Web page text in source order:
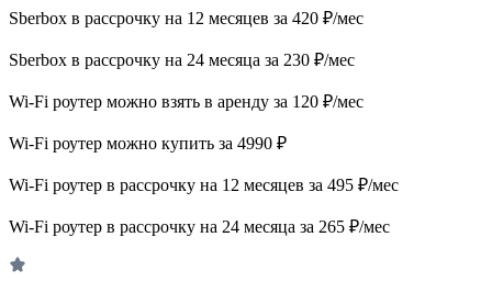
Sberbox в рассрочку на 12 месяцев за 420 ₽/мес
Sberbox в рассрочку на 24 месяца за 230 ₽/мес
Wi-Fi роутер можно взять в аренду за 120 ₽/мес
Wi-Fi роутер можно купить за 4990 ₽
Wi-Fi роутер в рассрочку на 12 месяцев за 495 ₽/мес
Wi-Fi роутер в рассрочку на 24 месяца за 265 ₽/мес